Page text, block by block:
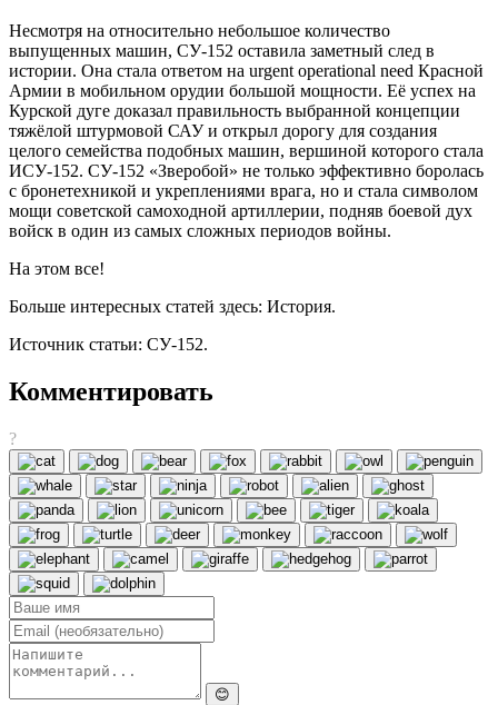
Несмотря на относительно небольшое количество
выпущенных машин, СУ-152 оставила заметный след в
истории. Она стала ответом на urgent operational need Красной
Армии в мобильном орудии большой мощности. Её успех на
Курской дуге доказал правильность выбранной концепции
тяжёлой штурмовой САУ и открыл дорогу для создания
целого семейства подобных машин, вершиной которого стала
ИСУ-152. СУ-152 «Зверобой» не только эффективно боролась
с бронетехникой и укреплениями врага, но и стала символом
мощи советской самоходной артиллерии, подняв боевой дух
войск в один из самых сложных периодов войны.
На этом все!
Больше интересных статей здесь: История.
Источник статьи: СУ-152.
Комментировать
?
😊